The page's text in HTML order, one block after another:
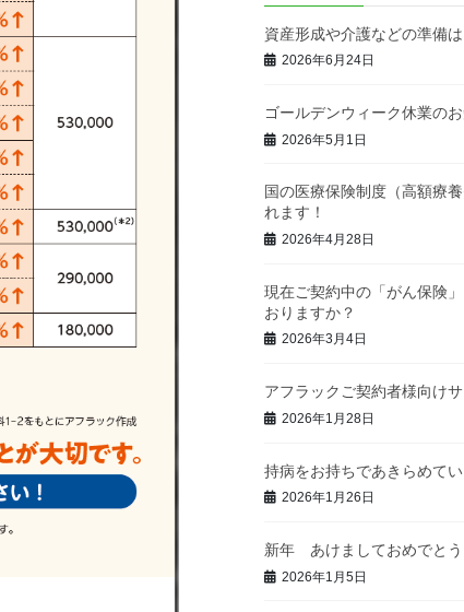
資産形成や介護などの準備
2026年6月24日
ゴールデンウィーク休業の
2026年5月1日
国の医療保険制度（高額療
れます！
2026年4月28日
現在ご契約中の「がん保険
おりますか？
2026年3月4日
アフラックご契約者様向け
2026年1月28日
持病をお持ちであきらめて
2026年1月26日
新年 あけましておめでとう
2026年1月5日